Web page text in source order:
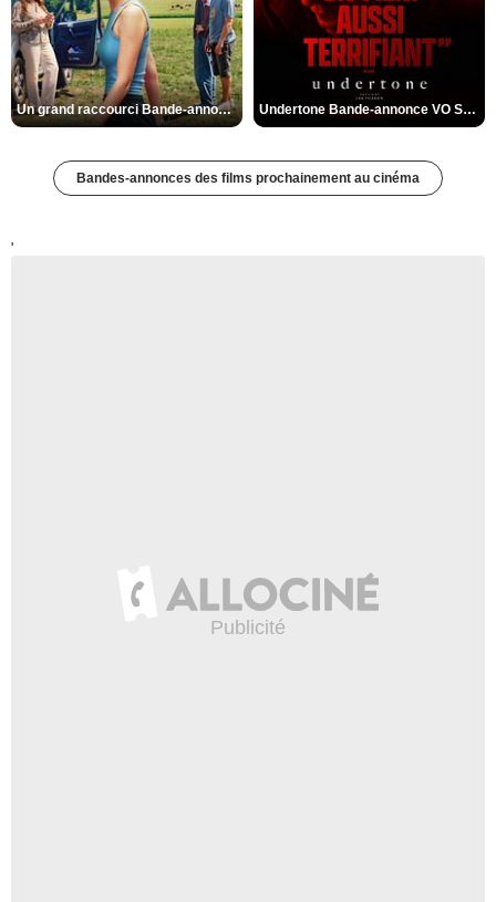
Un grand raccourci Bande-annonce VF Undertone Bande-annonce VO STFR
Bandes-annonces des films prochainement au cinéma
'